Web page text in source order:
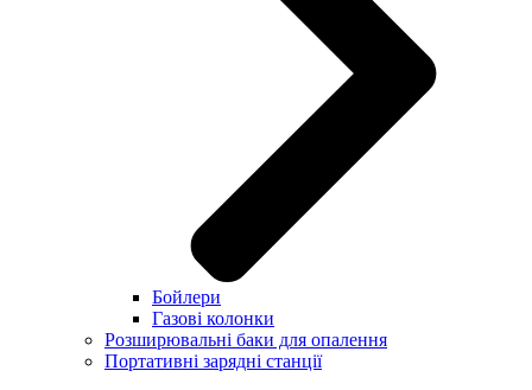
Бойлери
Газові колонки
Розширювальні баки для опалення
Портативні зарядні станції